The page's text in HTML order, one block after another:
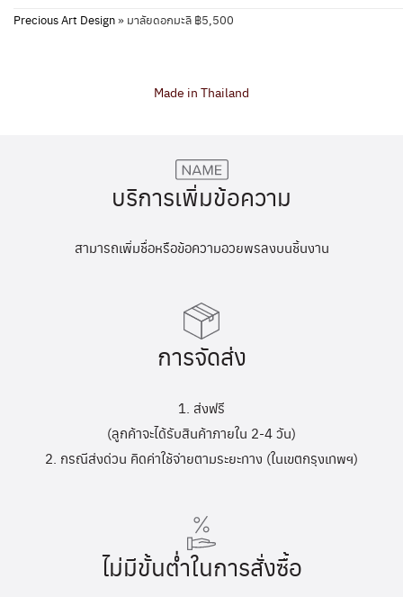
Precious Art Design» มาลัยดอกมะลิ ฿5,500
Made in Thailand
บริการเพิ่มข้อความ
สามารถเพิ่มชื่อหรือข้อความอวยพรลงบนชิ้นงาน
การจัดส่ง
1. ส่งฟรี
(ลูกค้าจะได้รับสินค้าภายใน 2-4 วัน)
2. กรณีส่งด่วน คิดค่าใช้จ่ายตามระยะทาง (ในเขตกรุงเทพฯ)
ไม่มีขั้นต่ำในการสั่งซื้อ